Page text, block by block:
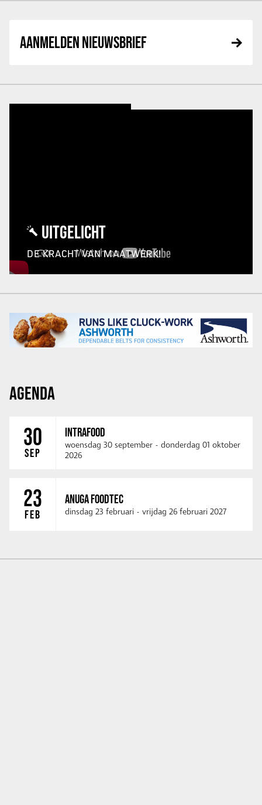
AANMELDEN NIEUWSBRIEF
UITGELICHT
DE KRACHT VAN MAATWERK!
AGENDA
30
SEP
INTRAFOOD
woensdag 30 september - donderdag 01 oktober
2026
23
FEB
ANUGA FOODTEC
dinsdag 23 februari - vrijdag 26 februari 2027